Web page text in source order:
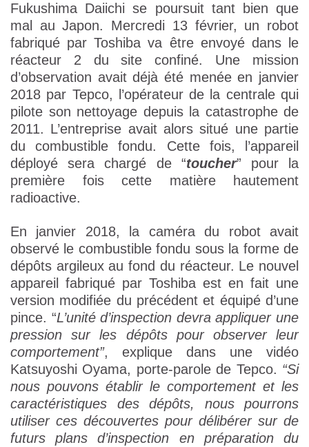
Fukushima Daiichi se poursuit tant bien que
mal au Japon. Mercredi 13 février, un robot
fabriqué par Toshiba va être envoyé dans le
réacteur 2 du site confiné. Une mission
d’observation avait déjà été menée en janvier
2018 par Tepco, l’opérateur de la centrale qui
pilote son nettoyage depuis la catastrophe de
2011. L’entreprise avait alors situé une partie
du combustible fondu. Cette fois, l’appareil
déployé sera chargé de “toucher” pour la
première fois cette matière hautement
radioactive.
En janvier 2018, la caméra du robot avait
observé le combustible fondu sous la forme de
dépôts argileux au fond du réacteur. Le nouvel
appareil fabriqué par Toshiba est en fait une
version modifiée du précédent et équipé d’une
pince. “L’unité d’inspection devra appliquer une
pression sur les dépôts pour observer leur
comportement”, explique dans une vidéo
Katsuyoshi Oyama, porte-parole de Tepco. “Si
nous pouvons établir le comportement et les
caractéristiques des dépôts, nous pourrons
utiliser ces découvertes pour délibérer sur de
futurs plans d’inspection en préparation du